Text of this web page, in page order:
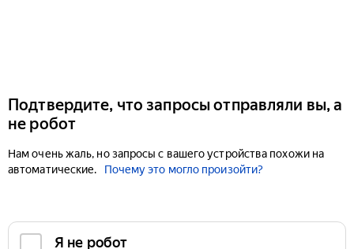
Подтвердите, что запросы отправляли вы, а
не робот
Нам очень жаль, но запросы с вашего устройства похожи на
автоматические.
Почему это могло произойти?